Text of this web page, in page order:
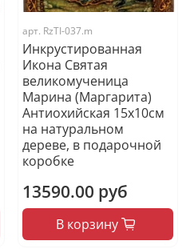
арт. RzTI-037.m
Инкрустированная
Икона Святая
великомученица
Марина (Маргарита)
Антиохийская 15х10см
на натуральном
дереве, в подарочной
коробке
13590.00 руб
В корзину